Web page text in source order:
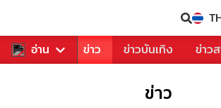
อ่าน
คุณ กีฬา ข่าว ข่าวบันเทิง ข่าว
ข่าว